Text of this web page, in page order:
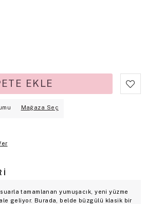
Mağaza Seç
tamamlanan yumuşacık, yeni yüzme
geliyor. Burada, belde büzgülü klasik bir